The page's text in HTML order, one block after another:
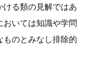
ける類の見解ではあ
おいては知識や学問
ものとみなし排除的